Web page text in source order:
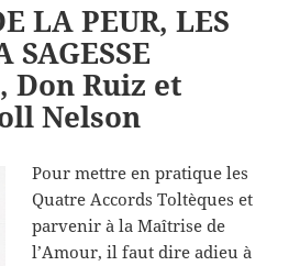
LA PEUR, LES
SAGESSE
Don Ruiz et
Nelson
Pour mettre en pratique les
Quatre Accords Toltèques et
parvenir à la Maîtrise de
l’Amour, il faut dire adieu à